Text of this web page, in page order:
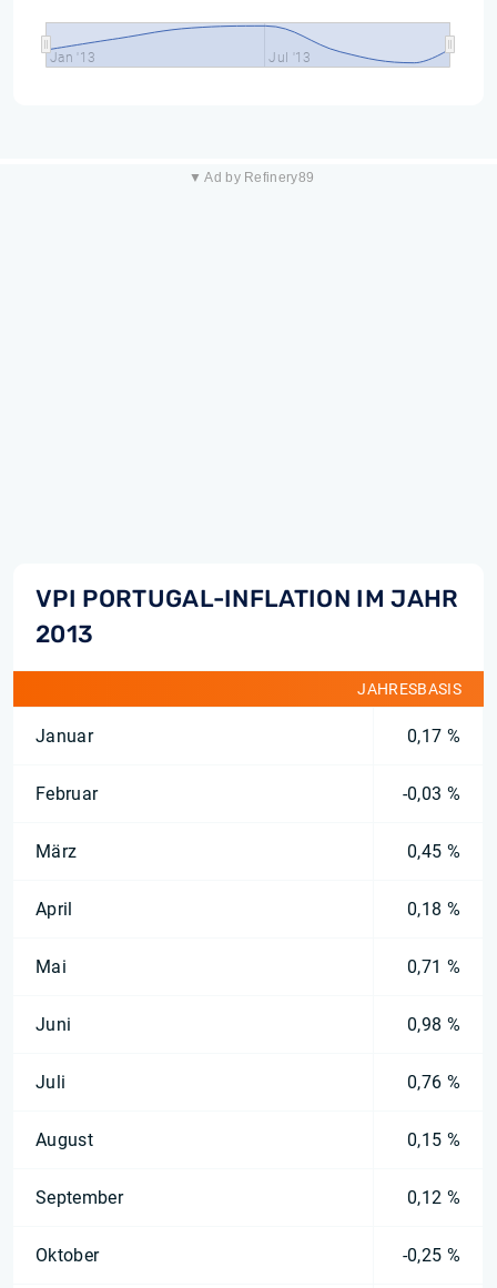
Jan '13 Jul '13
▼ Ad by Refinery89
VPI PORTUGAL-INFLATION IM JAHR
2013
JAHRESBASIS
Januar 0,17 %
Februar -0,03 %
März 0,45 %
April 0,18 %
Mai 0,71 %
Juni 0,98 %
Juli 0,76 %
August 0,15 %
September 0,12 %
Oktober -0,25 %